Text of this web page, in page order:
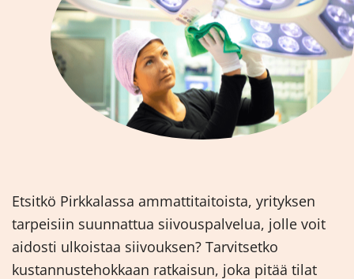
Etsitkö Pirkkalassa ammattitaitoista, yrityksen
tarpeisiin suunnattua siivouspalvelua, jolle voit
aidosti ulkoistaa siivouksen? Tarvitsetko
kustannustehokkaan ratkaisun, joka pitää tilat